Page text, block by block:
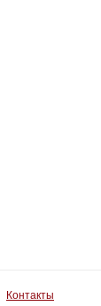
Контакты